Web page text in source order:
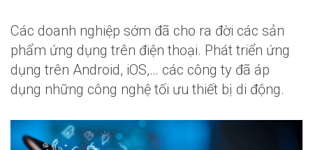
Các doanh nghiệp sớm đã cho ra đời các sản
phẩm ứng dụng trên điện thoại. Phát triển ứng
dụng trên Android, iOS,… các công ty đã áp
dụng những công nghệ tối ưu thiết bị di động.